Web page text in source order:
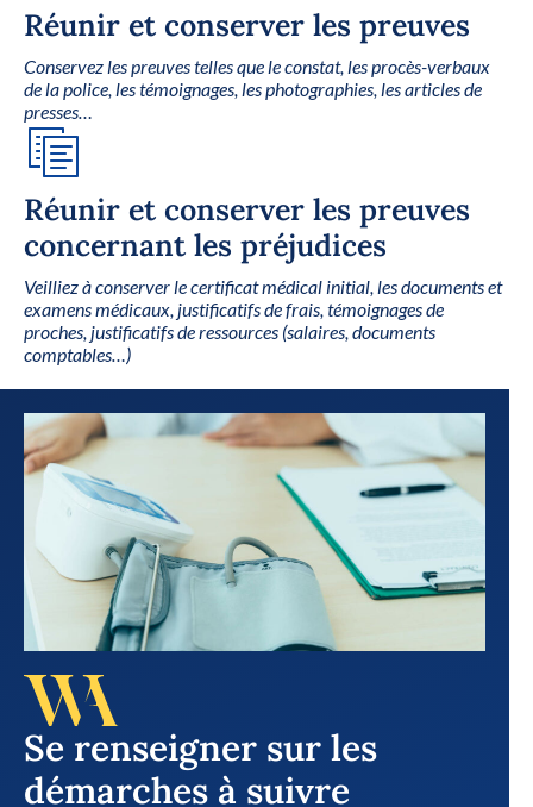
Réunir et conserver les preuves
Conservez les preuves telles que le constat, les procès-verbaux
de la police, les témoignages, les photographies, les articles de
presses…
Réunir et conserver les preuves
concernant les préjudices
Veilliez à conserver le certificat médical initial, les documents et
examens médicaux, justificatifs de frais, témoignages de
proches, justificatifs de ressources (salaires, documents
comptables…)
Se renseigner sur les
démarches à suivre